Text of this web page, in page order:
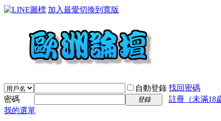
加入最愛切換到寬版
自動登錄 找回密碼
密碼
登錄
註冊（未滿18
我的選單